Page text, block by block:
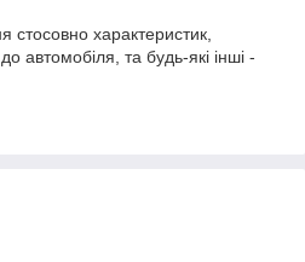
стосовно характеристик,
автомобіля, та будь-які інші -